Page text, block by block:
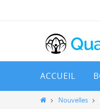
le
ACCUEIL
HomeNouvelles